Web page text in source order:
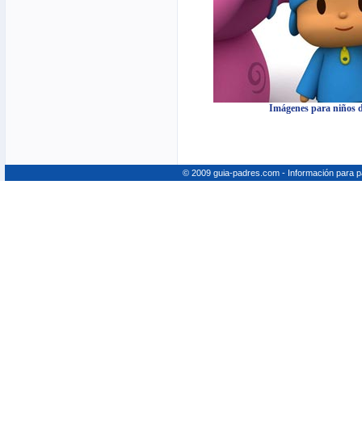
Imágenes para niños
© 2009 guia-padres.com - Información para